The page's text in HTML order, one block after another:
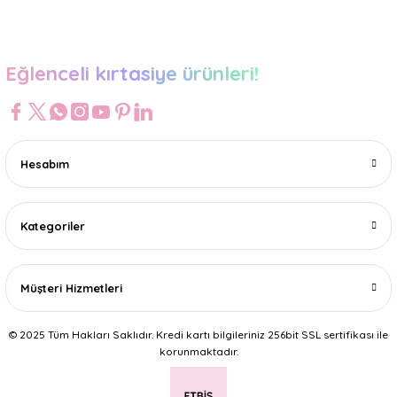
Eğlenceli kırtasiye ürünleri!
Hesabım
Kategoriler
Müşteri Hizmetleri
© 2025 Tüm Hakları Saklıdır. Kredi kartı bilgileriniz 256bit SSL sertifikası ile
korunmaktadır.